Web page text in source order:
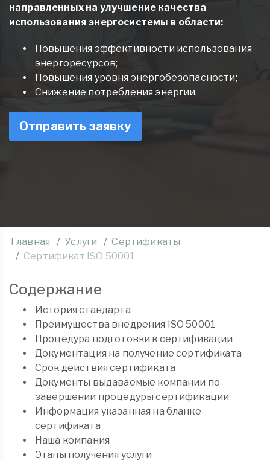
направленных на улучшение качества
использования энергосистемы в области:
Повышения эффективности использования
энергоресурсов;
Повышения уровня энергобезопасности;
Снижение потребления энергии.
Отправить заявку
Главная Услуги
Сертификаты
Сертификат ISO 50001
Содержание
История стандарта
Преимущества внедрения ISO 50001
Процедура подготовки к сертификации
Документация на получение сертификата
Срок действия сертификата
Документы выдаваемые компании по
завершении процедуры сертификации
Информация указанная на бланке
сертификата
Наша компания
Этапы получения услуги